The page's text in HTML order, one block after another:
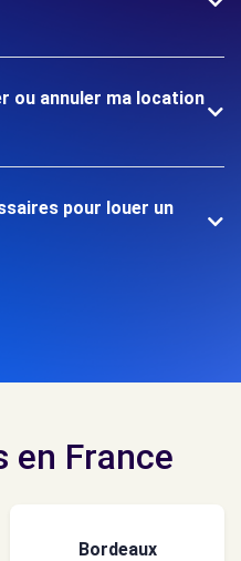
ou annuler ma location
pour louer un
en France
Bordeaux